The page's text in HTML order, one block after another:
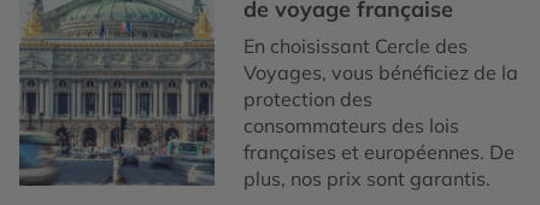
de voyage française
En choisissant Cercle des
Voyages, vous bénéficiez de la
protection des
consommateurs des lois
françaises et européennes. De
plus, nos prix sont garantis.